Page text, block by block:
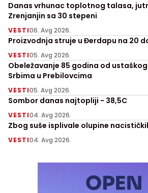
Danas vrhunac toplotnog talasa,
Zrenjanjin sa 30 stepeni
VESTI06. Avg 2026.
Proizvodnja struje u Đerdapu na 20
VESTI05. Avg 2026.
Obeležavanje 85 godina od
Srbima u Prebilovcima
VESTI05. Avg 2026.
Sombor danas najtopliji - 38,5C
VESTI04. Avg 2026.
Zbog suše isplivale olupine
VESTI04. Avg 2026.